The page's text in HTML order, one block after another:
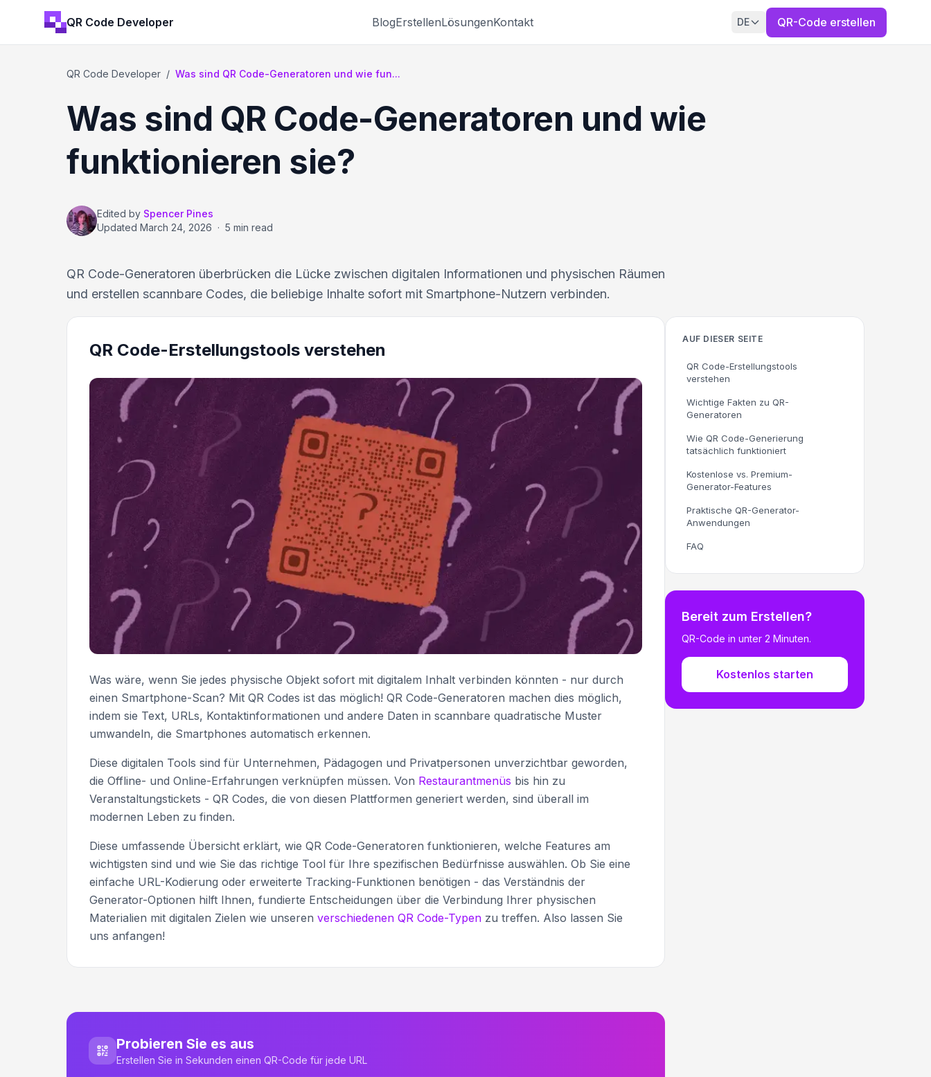
QR Code Developer BlogErstellenLösungenKontakt DE QR-Code erstellen
QR Code Developer / Was sind QR Code-Generatoren und wie fun...
Was sind QR Code-Generatoren und wie
funktionieren sie?
Edited by Spencer Pines
Updated March 24, 2026 · 5 min read
QR Code-Generatoren überbrücken die Lücke zwischen digitalen Informationen und physischen Räumen
und erstellen scannbare Codes, die beliebige Inhalte sofort mit Smartphone-Nutzern verbinden.
QR Code-Erstellungstools verstehen
Was wäre, wenn Sie jedes physische Objekt sofort mit digitalem Inhalt verbinden könnten - nur durch
einen Smartphone-Scan? Mit QR Codes ist das möglich! QR Code-Generatoren machen dies möglich,
indem sie Text, URLs, Kontaktinformationen und andere Daten in scannbare quadratische Muster
umwandeln, die Smartphones automatisch erkennen.
Diese digitalen Tools sind für Unternehmen, Pädagogen und Privatpersonen unverzichtbar geworden,
die Offline- und Online-Erfahrungen verknüpfen müssen. Von Restaurantmenüs bis hin zu
Veranstaltungstickets - QR Codes, die von diesen Plattformen generiert werden, sind überall im
modernen Leben zu finden.
Diese umfassende Übersicht erklärt, wie QR Code-Generatoren funktionieren, welche Features am
wichtigsten sind und wie Sie das richtige Tool für Ihre spezifischen Bedürfnisse auswählen. Ob Sie eine
einfache URL-Kodierung oder erweiterte Tracking-Funktionen benötigen - das Verständnis der
Generator-Optionen hilft Ihnen, fundierte Entscheidungen über die Verbindung Ihrer physischen
Materialien mit digitalen Zielen wie unseren verschiedenen QR Code-Typen zu treffen. Also lassen Sie
uns anfangen!
Probieren Sie es aus
Erstellen Sie in Sekunden einen QR-Code für jede URL
AUF DIESER SEITE
QR Code-Erstellungstools
verstehen
Wichtige Fakten zu QR-
Generatoren
Wie QR Code-Generierung
tatsächlich funktioniert
Kostenlose vs. Premium-
Generator-Features
Praktische QR-Generator-
Anwendungen
FAQ
Bereit zum Erstellen?
QR-Code in unter 2 Minuten.
Kostenlos starten